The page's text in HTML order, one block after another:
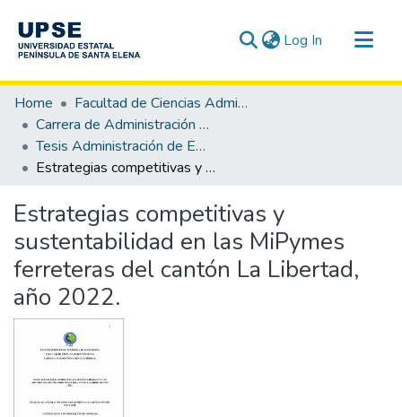
Log In (current)
Communities & Collections
All of DSpace
Statistics
Home
Facultad de Ciencias Administrativas
Carrera de Administración de Empresas
Tesis Administración de Empresas
Estrategias competitivas y sustentabilidad en las MiPymes ferreteras del cantón La Libertad, año 2022.
Estrategias competitivas y
sustentabilidad en las MiPymes
ferreteras del cantón La Libertad,
año 2022.